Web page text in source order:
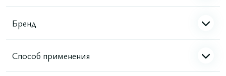
Бренд
Способ применения